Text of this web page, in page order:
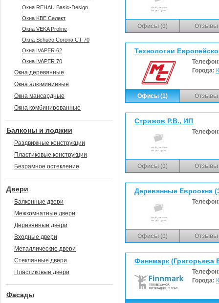
Офисы (0) Отзывы
Технологии
Города:
Офисы (1) Отзывы
Стрижов Р.В., ИП
Офисы (0) Отзывы
Деревянные Евроокна
Офисы (0) Отзывы
Финнмарк (Григорьева
Города:
Окна REHAU Basic-Design
Окна KBE Селект
Окна VEKA Proline
Окна Sсhüco Corona CT 70
Окна IVAPER 62
Окна IVAPER 70
Окна деревянные
Окна алюминиевые
Окна мансардные
Окна комбинированные
Балконы и лоджии
Раздвижные конструкции
Пластиковые конструкции
Безрамное остекление
Двери
Балконные двери
Межкомнатные двери
Деревянные двери
Входные двери
Металлические двери
Стеклянные двери
Пластиковые двери
Фасады